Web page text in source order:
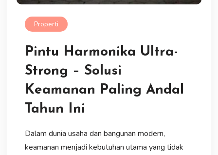
Properti
Pintu Harmonika Ultra-
Strong – Solusi
Keamanan Paling Andal
Tahun Ini
Dalam dunia usaha dan bangunan modern,
keamanan menjadi kebutuhan utama yang tidak